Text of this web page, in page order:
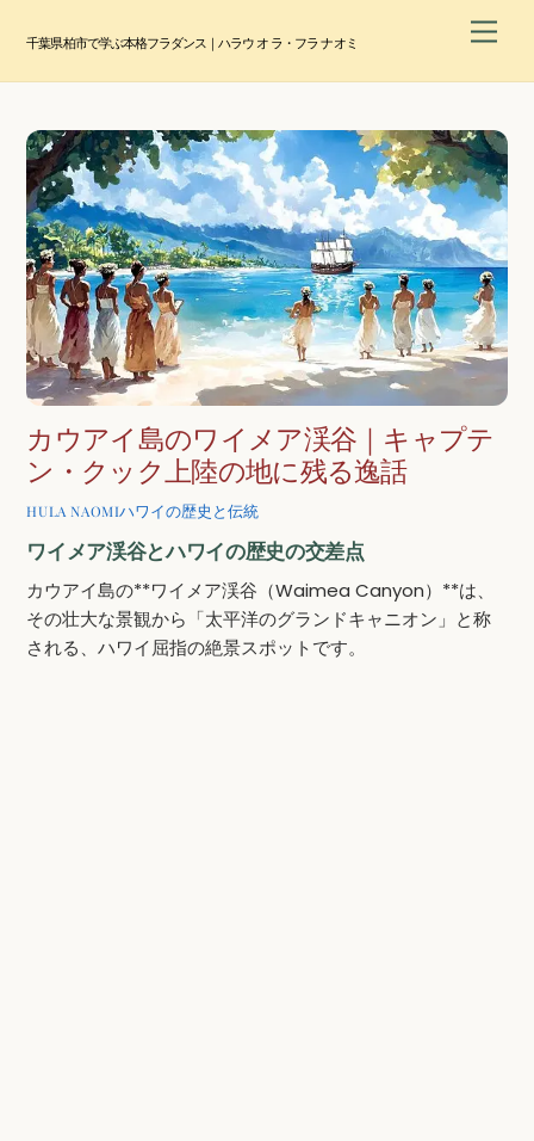
千葉県柏市で学ぶ本格フラダンス｜ハラウ オ ラ・フラ ナオミ
カウアイ島のワイメア渓谷｜キャプテ
ン・クック上陸の地に残る逸話
HULA NAOMIハワイの歴史と伝統
ワイメア渓谷とハワイの歴史の交差点
カウアイ島の**ワイメア渓谷（Waimea Canyon）**は、
その壮大な景観から「太平洋のグランドキャニオン」と称
される、ハワイ屈指の絶景スポットです。